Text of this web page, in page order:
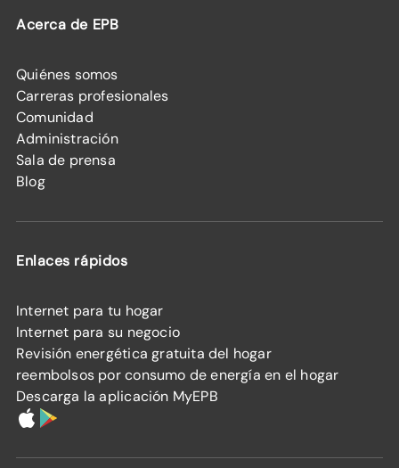
Acerca de EPB
Quiénes somos
Carreras profesionales
Comunidad
Administración
Sala de prensa
Blog
Enlaces rápidos
Internet para tu hogar
Internet para su negocio
Revisión energética gratuita del hogar
reembolsos por consumo de energía en el hogar
Descarga la aplicación MyEPB